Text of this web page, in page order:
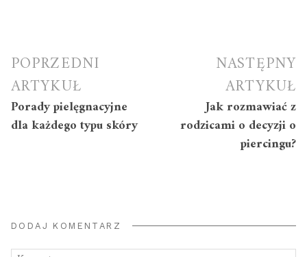
Nawigacja
wpisu
POPRZEDNI
ARTYKUŁ
Porady pielęgnacyjne
dla każdego typu skóry
NASTĘPNY
ARTYKUŁ
Jak rozmawiać z
rodzicami o decyzji o
piercingu?
DODAJ KOMENTARZ